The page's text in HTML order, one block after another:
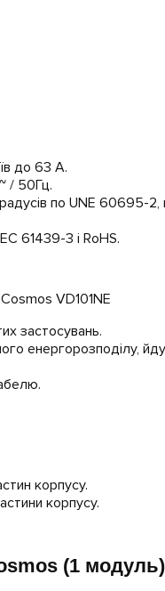
до 63 А.
/ 50Гц.
по UNE 60695-2,
61439-3 і RoHS.
застосувань.
енергорозподілу,
корпусу.
корпусу.
(1 модуль)